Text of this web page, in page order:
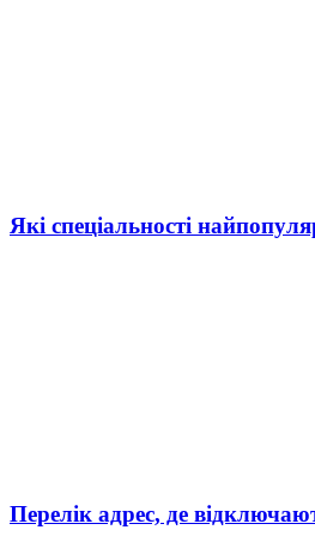
Які спеціальності
Перелік адрес, де